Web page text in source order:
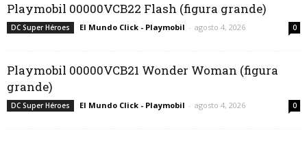
Playmobil 00000VCB22 Flash (figura grande)
DC Super Héroes El Mundo Click - Playmobil - agosto 4, 2026 0
Playmobil 00000VCB21 Wonder Woman (figura
grande)
DC Super Héroes El Mundo Click - Playmobil - agosto 4, 2026 0